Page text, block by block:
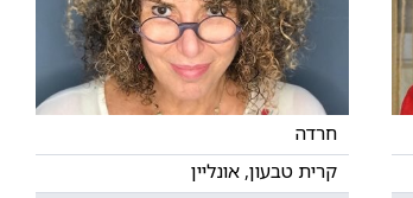
חרדה
קרית טבעון, אונליין